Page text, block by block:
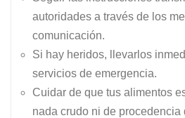
autoridades a través de los
comunicación.
Si hay heridos, llevarlos
servicios de emergencia.
Cuidar de que tus alimentos
nada crudo ni de procedencia